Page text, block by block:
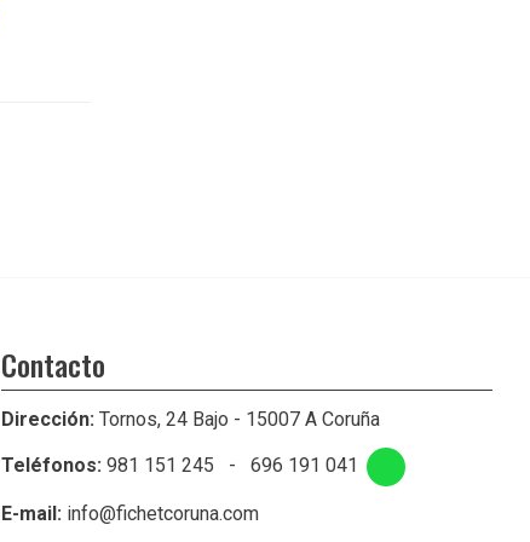
Contacto
Dirección: Tornos, 24 Bajo - 15007 A Coruña
Teléfonos: 981 151 245 - 696 191 041
E-mail: info@fichetcoruna.com